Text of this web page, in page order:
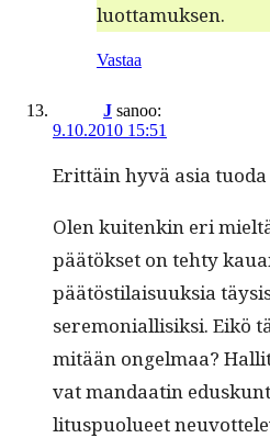
luottamuksen.
Vastaa
J sanoo:
9.10.2010 15:51
Erit­täin hyvä asia tuo­da
Olen kuitenkin eri
päätök­set on tehty
päätösti­laisuuk­sia
ser­e­mo­ni­al­lisik­si. Eikö
mitään ongel­maa?
vat man­daatin
li­tus­puolueet